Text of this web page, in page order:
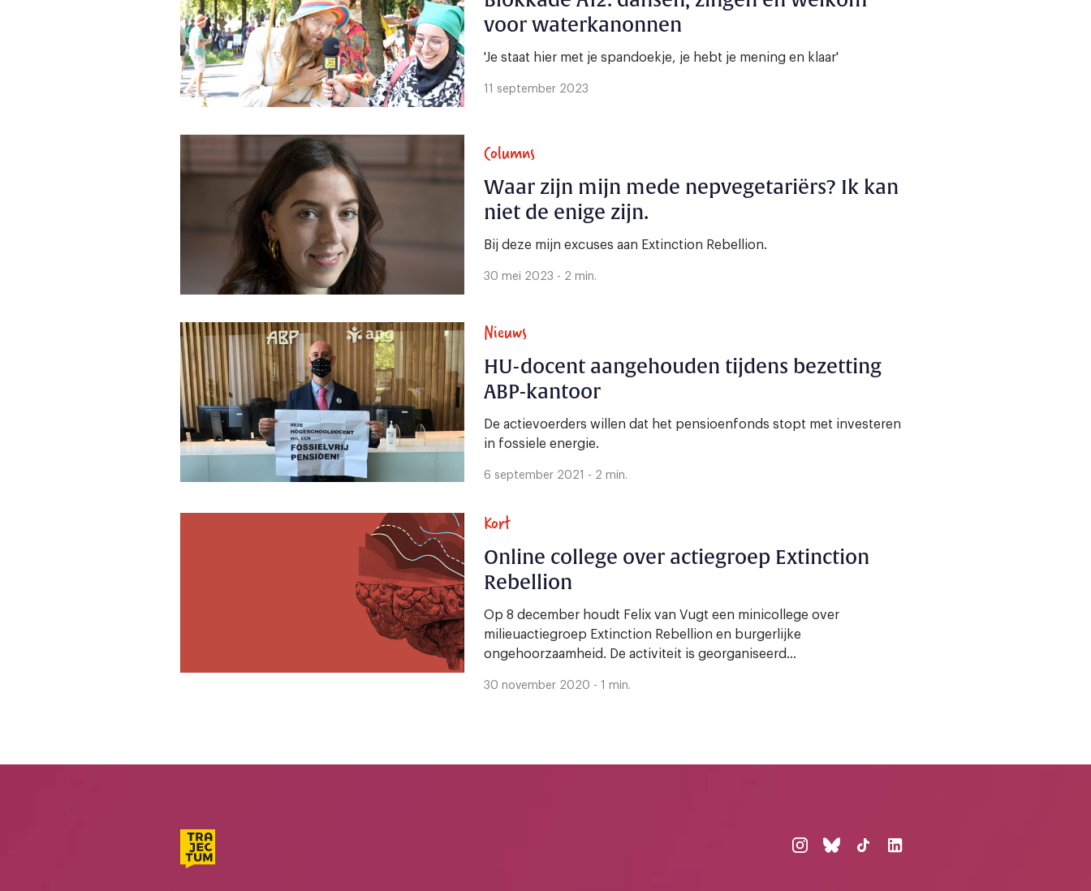
voor waterkanonnen
'Je staat hier met je spandoekje, je hebt je mening en klaar'
11 september 2023
Columns
Waar zijn mijn mede nepvegetariërs? Ik kan
niet de enige zijn.
Bij deze mijn excuses aan Extinction Rebellion.
30 mei 2023 - 2 min.
Nieuws
HU-docent aangehouden tijdens bezetting
ABP-kantoor
De actievoerders willen dat het pensioenfonds stopt met investeren
in fossiele energie.
6 september 2021 - 2 min.
Kort
Online college over actiegroep Extinction
Rebellion
Op 8 december houdt Felix van Vugt een minicollege over
milieuactiegroep Extinction Rebellion en burgerlijke
ongehoorzaamheid. De activiteit is georganiseerd...
30 november 2020 - 1 min.